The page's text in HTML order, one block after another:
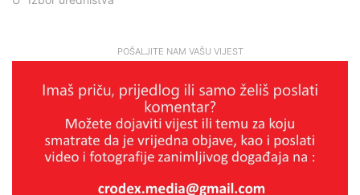
POŠALJITE NAM VAŠU VIJEST